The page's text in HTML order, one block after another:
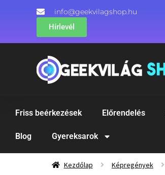
info@geekvilagshop.hu
Hírlevél
Friss beérkezések Előrendelés
Blog Gyereksarok
Kezdőlap Képregények